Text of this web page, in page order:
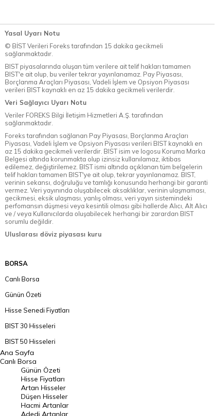
Yasal Uyarı Notu
© BİST Verileri Foreks tarafından 15 dakika gecikmeli
sağlanmaktadır.
BIST piyasalarında oluşan tüm verilere ait telif hakları tamamen
BIST'e ait olup, bu veriler tekrar yayınlanamaz. Pay Piyasası,
Borçlanma Araçları Piyasası, Vadeli İşlem ve Opsiyon Piyasası
verileri BIST kaynaklı en az 15 dakika gecikmeli verilerdir.
Veri Sağlayıcı Uyarı Notu
Veriler FOREKS Bilgi İletişim Hizmetleri A.Ş. tarafından
sağlanmaktadır.
Foreks tarafından sağlanan Pay Piyasası, Borçlanma Araçları
Piyasası, Vadeli İşlem ve Opsiyon Piyasası verileri BIST kaynaklı en
az 15 dakika gecikmeli verilerdir. BIST isim ve logosu Koruma Marka
Belgesi altında korunmakta olup izinsiz kullanılamaz, iktibas
edilemez, değiştirilemez. BIST ismi altında açıklanan tüm belgelerin
telif hakları tamamen BIST'ye ait olup, tekrar yayınlanamaz. BIST,
verinin sekansı, doğruluğu ve tamlığı konusunda herhangi bir garanti
vermez. Veri yayınında oluşabilecek aksaklıklar, verinin ulaşmaması,
gecikmesi, eksik ulaşması, yanlış olması, veri yayın sistemindeki
perfomansın düşmesi veya kesintili olması gibi hallerde Alıcı, Alt Alıcı
ve / veya Kullanıcılarda oluşabilecek herhangi bir zarardan BIST
sorumlu değildir.
Uluslarası döviz piyasası kuru
BORSA
Canlı Borsa
Günün Özeti
Hisse Senedi Fiyatları
BIST 30 Hisseleri
BIST 50 Hisseleri
BIST 100 Hisseleri
En Çok Artan Hisseler
En Çok Düşen Hisseler
Hacmi Artanlar
Ana Sayfa
Canlı Borsa
Günün Özeti
Hisse Fiyatları
Artan Hisseler
Düşen Hisseler
Hacmi Artanlar
Adedi Artanlar